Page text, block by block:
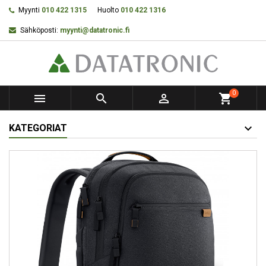
Myynti 010 422 1315 Huolto 010 422 1316
Sähköposti: myynti@datatronic.fi
   shopping_cart0
KATEGORIAT